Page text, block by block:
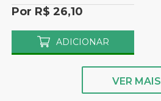
Por R$ 26,10
ADICIONAR
VER MAIS